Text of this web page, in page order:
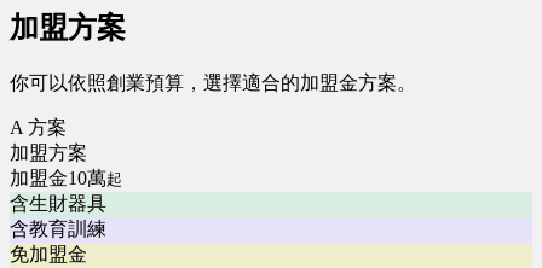
加盟方案
你可以依照創業預算，選擇適合的加盟金方案。
A 方案
加盟方案
加盟金10萬起
含生財器具
含教育訓練
免加盟金